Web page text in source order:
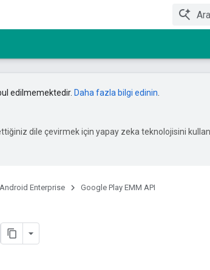
edilmemektedir. Daha fazla bilgi edinin
dile çevirmek için yapay zeka teknolojisini
Android Enterprise
Google Play EMM API